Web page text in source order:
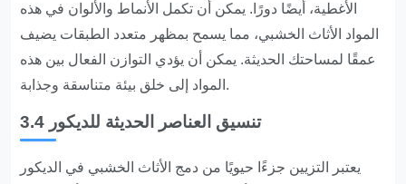
الأغطية، أيضًا دورًا. يمكن أن تكمل الأنماط والألوان في هذه
المواد الأثاث الخشبي، مما يسمح بمظهر متعدد الطبقات يضيف
عمقًا لمساحتك الحديثة. يمكن أن يؤدي التوازن الفعال بين هذه
المواد إلى خلق بيئة متناسقة وجذابة.
3.4 تنسيق العناصر الحديثة للديكور
يعتبر التزيين جزءًا حيويًا من دمج الأثاث الخشبي في الديكور